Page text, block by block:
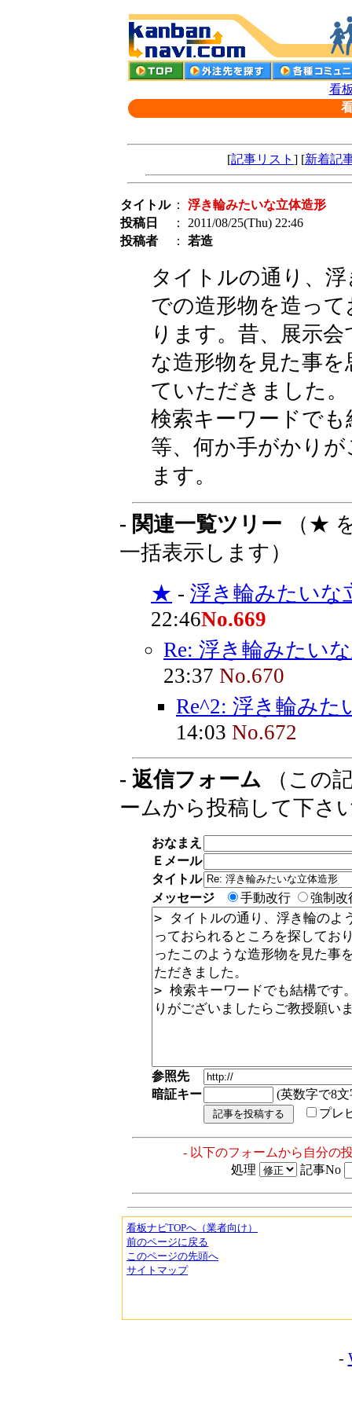
看
[記事リスト ] [新着記
タイトル ： 浮き輪みたいな立体造形
投稿日
： 2011/08/25(Thu) 22:46
投稿者
： 若造
タイトルの通り、
での造形物を造っ
ります。昔、展示
な造形物を見た事
ていただきました。
検索キーワードで
等、何か手がかり
ます。
- 関連一覧ツリー （★
一括表示します）
★ - 浮き輪みたいな
22:46No.669
Re: 浮き輪みたい
23:37 No.670
Re^2: 浮き輪みた
14:03 No.672
- 返信フォーム （この
ームから投稿して下さ
おなまえ
Ｅメール
タイトル
メッセージ
手動改行 強制
参照先
暗証キー
(英数字で8
プレ
- 以下のフォームから自分の
処理
記事No
看板ナビTOPへ（業者向け）
前のページに戻る
このページの先頭へ
サイトマップ
-